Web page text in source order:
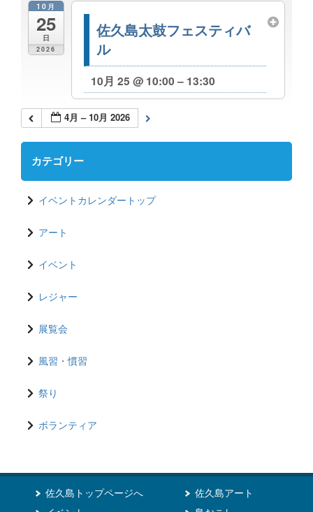
10月
25
日
2026
佐久島太鼓フェスティバ
ル
10月 25 @ 10:00 – 13:30
4月 – 10月 2026
カテゴリー
イベントカレンダートップ
アート
イベント
レジャー
展覧会
風習・慣習
祭り
ボランティア
佐久島トップページへ
佐久島アート